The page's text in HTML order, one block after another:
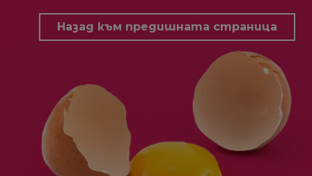
Назад към предишната страница